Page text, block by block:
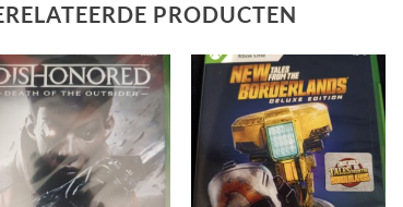
PRODUCTEN
Toevoegen
aan
verlanglijst
Toevoegen
aan
verlanglijst